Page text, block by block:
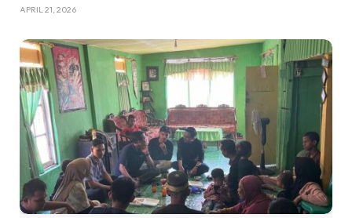
APRIL 21, 2026